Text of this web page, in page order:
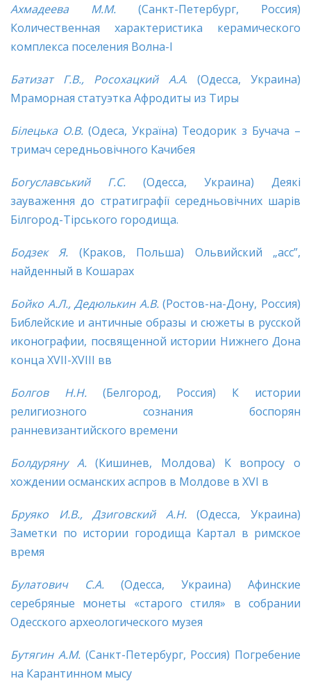
Ахмадеева М.М. (Санкт-Петербург, Россия)
Количественная характеристика керамического
комплекса поселения Волна-I
Батизат Г.В., Росохацкий А.А. (Одесса, Украина)
Мраморная статуэтка Афродиты из Тиры
Білецька О.В.(Одеса, Україна) Теодорик з Бучача –
тримач середньовічного Качибея
Богуславський Г.С. (Одесса, Украина) Деякі
зауваження до стратиграфії середньовічних шарів
Білгород-Тірського городища.
Бодзек Я. (Краков, Польша) Ольвийский „асс”,
найденный в Кошарах
Бойко А.Л., Дедюлькин А.В.(Ростов-на-Дону, Россия)
Библейские и античные образы и сюжеты в русской
иконографии, посвященной истории Нижнего Дона
конца XVII-XVIII вв
Болгов Н.Н.(Белгород, Россия) К истории
религиозного сознания боспорян
ранневизантийского времени
Болдуряну А.(Кишинев, Молдова) К вопросу о
хождении османских аспров в Молдове в XVI в
Бруяко И.В., Дзиговский А.Н.(Одесса, Украина)
Заметки по истории городища Картал в римское
время
Булатович С.А. (Одесса, Украина) Афинские
серебряные монеты «старого стиля» в собрании
Одесского археологического музея
Бутягин А.М.(Санкт-Петербург, Россия) Погребение
на Карантинном мысу